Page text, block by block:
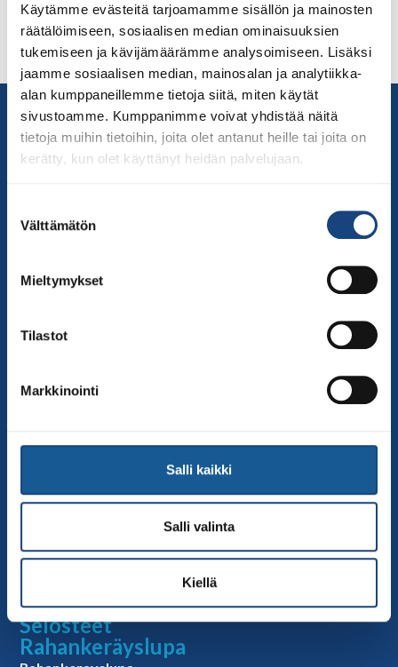
Käytämme evästeitä tarjoamamme sisällön ja mainosten
räätälöimiseen, sosiaalisen median ominaisuuksien
tukemiseen ja kävijämäärämme analysoimiseen. Lisäksi
jaamme sosiaalisen median, mainosalan ja analytiikka-
alan kumppaneillemme tietoja siitä, miten käytät
sivustoamme. Kumppanimme voivat yhdistää näitä
tietoja muihin tietoihin, joita olet antanut heille tai joita on
kerätty, kun olet käyttänyt heidän palvelujaan.
valinta
Välttämätön
Mieltymykset
Tilastot
Markkinointi
Salli kaikki
Salli valinta
Kiellä
Orimattilan Judoseuran kanssa kaikille avoimen
maajoukkueiden syysleirin. Leiri on tarkoitettu
edustusryhmien lisäksi kaikille ikäluokille U13, […]
Yhteystiedot
Suomen Judoliitto
Olympiastadion
Kumppanit
Tapahtumakalenteri
Linkkejä
Judoliiton uutiset
Materiaalit
Judoliiton vanhat sivut
Selosteet
Rahankeräyslupa